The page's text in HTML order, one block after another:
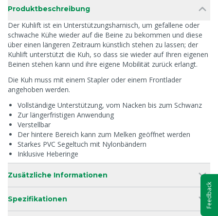
Produktbeschreibung
Der Kuhlift ist ein Unterstützungsharnisch, um gefallene oder
schwache Kühe wieder auf die Beine zu bekommen und diese
über einen längeren Zeitraum künstlich stehen zu lassen; der
Kuhlift unterstützt die Kuh, so dass sie wieder auf Ihren eigenen
Beinen stehen kann und ihre eigene Mobilität zurück erlangt.
Die Kuh muss mit einem Stapler oder einem Frontlader
angehoben werden.
Vollständige Unterstützung, vom Nacken bis zum Schwanz
Zur längerfristigen Anwendung
Verstellbar
Der hintere Bereich kann zum Melken geöffnet werden
Starkes PVC Segeltuch mit Nylonbändern
Inklusive Heberinge
Zusätzliche Informationen
Spezifikationen Feedback